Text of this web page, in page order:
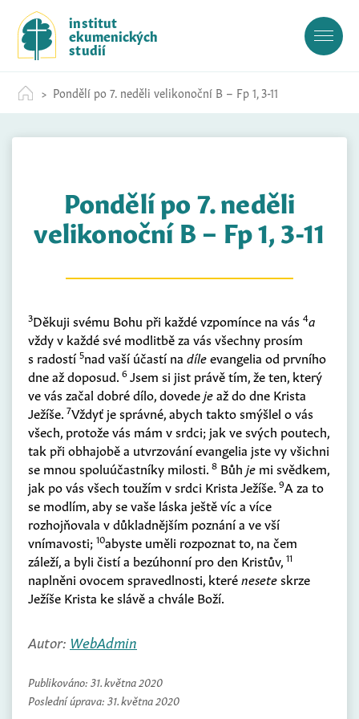
c
institut
ekumenických
studií
Pondělí po 7. neděli velikonoční B – Fp 1, 3-11
Pondělí po 7. neděli
velikonoční B – Fp 1, 3-11
3Děkuji svému Bohu při každé vzpomínce na vás 4a
vždy v každé své modlitbě za vás všechny prosím
s radostí 5nad vaší účastí na díleevangelia od prvního
dne až doposud. 6Jsem si jist právě tím, že ten, který
ve vás začal dobré dílo, dovedejeaž do dne Krista
Ježíše. 7Vždyť je správné, abych takto smýšlel o vás
všech, protože vás mám v srdci; jak ve svých poutech,
tak při obhajobě a utvrzování evangelia jste vy všichni
se mnou spoluúčastníky milosti. 8 Bůh je mi svědkem,
jak po vás všech toužím v srdci Krista Ježíše. 9A za to
se modlím, aby se vaše láska ještě víc a více
rozhojňovala v důkladnějším poznání a ve vší
vnímavosti; 10abyste uměli rozpoznat to, na čem
záleží, a byli čistí a bezúhonní pro den Kristův, 11
naplněni ovocem spravedlnosti, kteréneseteskrze
Ježíše Krista ke slávě a chvále Boží.
Autor: WebAdmin
Publikováno: 31. května 2020
Poslední úprava: 31. května 2020